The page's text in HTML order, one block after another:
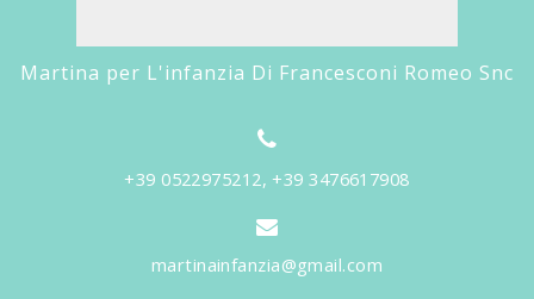
Martina per L'infanzia Di Francesconi Romeo Snc
+39 0522975212, +39 3476617908
martinainfanzia@gmail.com